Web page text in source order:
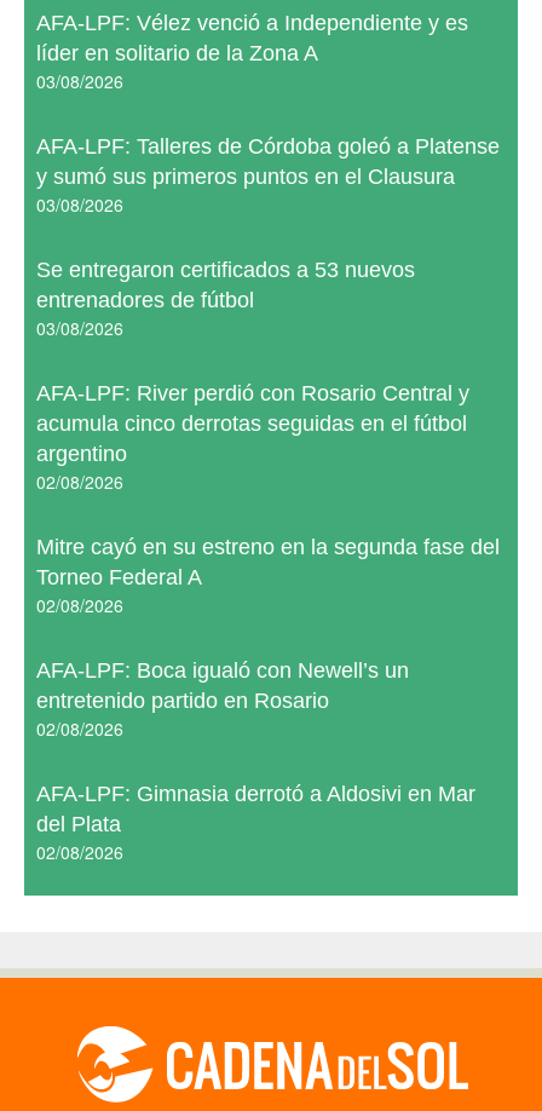
AFA-LPF: Vélez venció a Independiente y es
líder en solitario de la Zona A
03/08/2026
AFA-LPF: Talleres de Córdoba goleó a Platense
y sumó sus primeros puntos en el Clausura
03/08/2026
Se entregaron certificados a 53 nuevos
entrenadores de fútbol
03/08/2026
AFA-LPF: River perdió con Rosario Central y
acumula cinco derrotas seguidas en el fútbol
argentino
02/08/2026
Mitre cayó en su estreno en la segunda fase del
Torneo Federal A
02/08/2026
AFA-LPF: Boca igualó con Newell’s un
entretenido partido en Rosario
02/08/2026
AFA-LPF: Gimnasia derrotó a Aldosivi en Mar
del Plata
02/08/2026